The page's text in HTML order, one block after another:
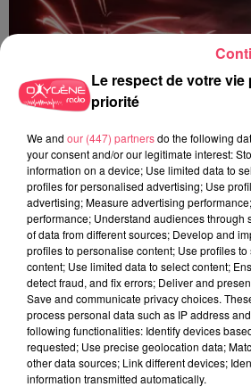
8 juillet 2026
HAUT-ANJOU. DES FEUX D'ARTIFICE
FORTES CHALEURS
Le respect de votre vie
priorité
We and our (447) partnersdo the following
your consent and/or our legitimate interest:
information on a device; Use limited data to
profiles for personalised advertising; Use
advertising; Measure advertising
performance; Understand audiences through
of data from different sources; Develop and
profiles to personalise content; Use profiles
content; Use limited data to select content;
detect fraud, and fix errors; Deliver and
Save and communicate privacy choices.
process personal data such as IP address
following functionalities: Identify devices
requested; Use precise geolocation data;
other data sources; Link different devices;
information transmitted automatically.